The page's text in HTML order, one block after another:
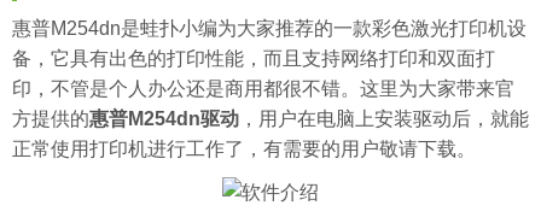
惠普M254dn是蛙扑小编为大家推荐的一款彩色激光打印机设
备，它具有出色的打印性能，而且支持网络打印和双面打
印，不管是个人办公还是商用都很不错。这里为大家带来官
方提供的惠普M254dn驱动 ，用户在电脑上安装驱动后，就能
正常使用打印机进行工作了，有需要的用户敬请下载。